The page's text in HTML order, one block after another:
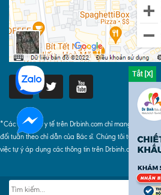
*Các thông tin y tế trên Drbinh.com chỉ mang tính
đối tuân theo chỉ dẫn của Bác sĩ. Chúng tôi tuyệt đối
việc tự ý áp dụng các thông tin trên Drbinh.com gây ra.